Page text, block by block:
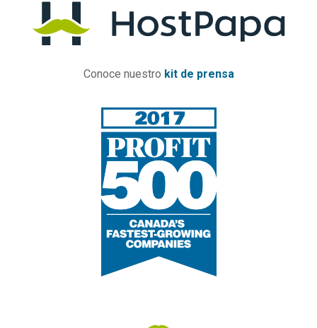
Conoce nuestro kit de prensa